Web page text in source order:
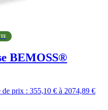
BEMOSS®
de prix : 355,10 € à 2074,89 €